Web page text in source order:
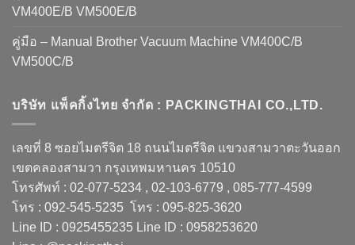
VM400E/B VM500E/B
คู่มือ – Manual Brother Vacuum Machine VM400C/B
VM500C/B
บริษัท แพ็คกิ้งไทย จำกัด : PACKINGTHAI CO.,LTD.
เลขที่ 8 ซอยไมตรีจิต 18 ถนนไมตรีจิต แขวงสามวาตะวันออก
เขตคลองสามวา กรุงเทพมหานคร 10510
โทรศัพท์ : 02-077-5234 , 02-103-6779 , 085-777-4599
โทร : 092-545-5235 โทร : 095-825-3620
Line ID : 0925455235 Line ID : 0958253620